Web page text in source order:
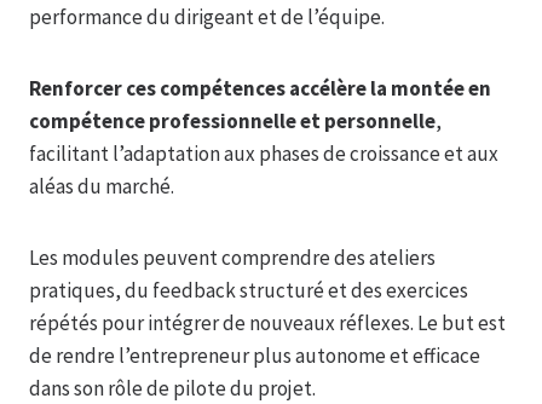
performance du dirigeant et de l’équipe.
Renforcer ces compétences accélère la montée en
compétence professionnelle et personnelle,
facilitant l’adaptation aux phases de croissance et aux
aléas du marché.
Les modules peuvent comprendre des ateliers
pratiques, du feedback structuré et des exercices
répétés pour intégrer de nouveaux réflexes. Le but est
de rendre l’entrepreneur plus autonome et efficace
dans son rôle de pilote du projet.